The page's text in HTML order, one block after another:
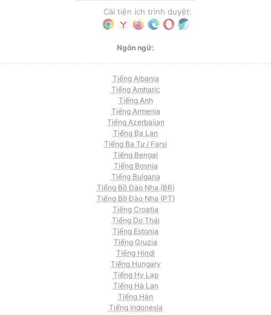
Cài tiện ích trình duyệt:
Ngôn ngữ:
Tiếng Albania
Tiếng Amharic
Tiếng Anh
Tiếng Armenia
Tiếng Azerbaijan
Tiếng Ba Lan
Tiếng Ba Tư / Farsi
Tiếng Bengal
Tiếng Bosnia
Tiếng Bulgaria
Tiếng Bồ Đào Nha (BR)
Tiếng Bồ Đào Nha (PT)
Tiếng Croatia
Tiếng Do Thái
Tiếng Estonia
Tiếng Gruzia
Tiếng Hindi
Tiếng Hungary
Tiếng Hy Lạp
Tiếng Hà Lan
Tiếng Hàn
Tiếng Indonesia